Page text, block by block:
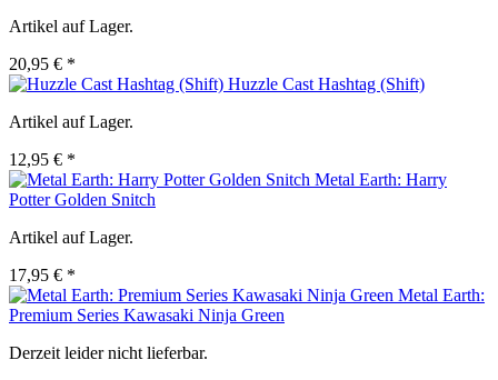
Artikel auf Lager.
20,95 € *
Huzzle Cast Hashtag (Shift)
Artikel auf Lager.
12,95 € *
Metal Earth: Harry
Potter Golden Snitch
Artikel auf Lager.
17,95 € *
Metal Earth:
Premium Series Kawasaki Ninja Green
Derzeit leider nicht lieferbar.